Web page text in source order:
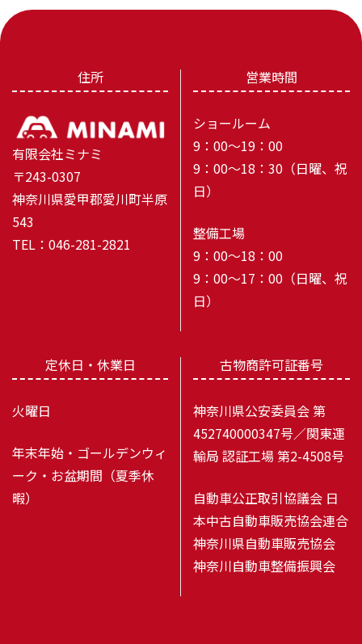
住所
有限会社ミナミ
〒243-0307
神奈川県愛甲郡愛川町半原
543
TEL：046-281-2821
営業時間
ショールーム
9：00～19：00
9：00～18：30（日曜、祝
日）
整備工場
9：00～18：00
9：00～17：00（日曜、祝
日）
定休日・休業日
火曜日
年末年始・ゴールデンウィ
ーク・お盆期間（夏季休
暇）
古物商許可証番号
神奈川県公安委員会 第
452740000347号／関東運
輸局 認証工場 第2-4508号
自動車公正取引協議会 日
本中古自動車販売協会連合
神奈川県自動車販売協会
神奈川自動車整備振興会